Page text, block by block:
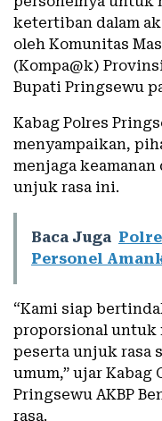
ketertiban dalam
oleh Komunitas
(Kompa@k)
Bupati Pringsewu
Kabag Polres
menyampaikan,
menjaga
unjuk rasa ini.
Baca Juga
Personel
“Kami siap
proporsional untuk
peserta unjuk rasa
umum,” ujar Kabag
Pringsewu AKBP
rasa.